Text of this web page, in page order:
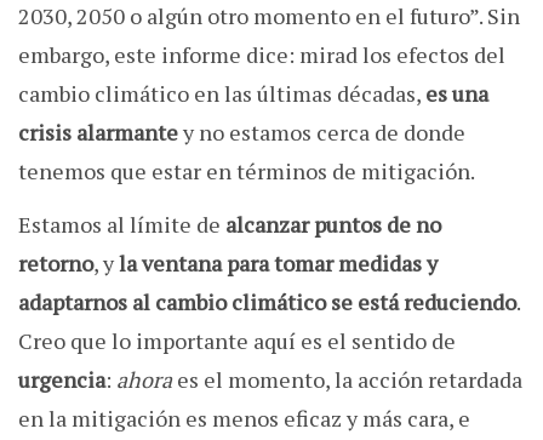
2030, 2050 o algún otro momento en el futuro”. Sin
embargo, este informe dice: mirad los efectos del
cambio climático en las últimas décadas, es una
crisis alarmantey no estamos cerca de donde
tenemos que estar en términos de mitigación.
Estamos al límite de alcanzar puntos de no
retorno, yla ventana para tomar medidas y
adaptarnos al cambio climático se está reduciendo.
Creo que lo importante aquí es el sentido de
urgencia: ahoraes el momento, la acción retardada
en la mitigación es menos eficaz y más cara, e